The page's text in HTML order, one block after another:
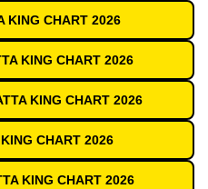
KING CHART 2026
KING CHART 2026
KING CHART 2026
CHART 2026
KING CHART 2026